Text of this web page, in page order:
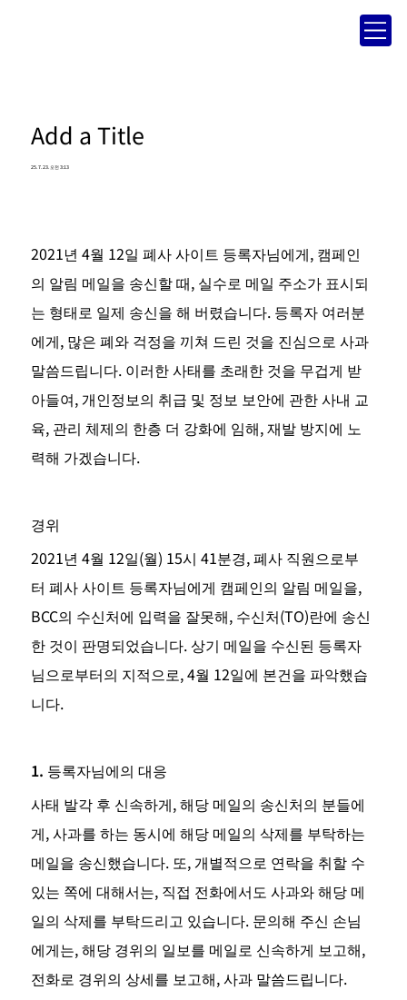
Add a Title
25. 7. 23. 오전 3:13
2021년 4월 12일 폐사 사이트 등록자님에게, 캠페인
의 알림 메일을 송신할 때, 실수로 메일 주소가 표시되
는 형태로 일제 송신을 해 버렸습니다. 등록자 여러분
에게, 많은 폐와 걱정을 끼쳐 드린 것을 진심으로 사과
말씀드립니다. 이러한 사태를 초래한 것을 무겁게 받
아들여, 개인정보의 취급 및 정보 보안에 관한 사내 교
육, 관리 체제의 한층 더 강화에 임해, 재발 방지에 노
력해 가겠습니다.
경위
2021년 4월 12일(월) 15시 41분경, 폐사 직원으로부
터 폐사 사이트 등록자님에게 캠페인의 알림 메일을,
BCC의 수신처에 입력을 잘못해, 수신처(TO)란에 송신
한 것이 판명되었습니다. 상기 메일을 수신된 등록자
님으로부터의 지적으로, 4월 12일에 본건을 파악했습
니다.
1. 등록자님에의 대응
사태 발각 후 신속하게, 해당 메일의 송신처의 분들에
게, 사과를 하는 동시에 해당 메일의 삭제를 부탁하는
메일을 송신했습니다. 또, 개별적으로 연락을 취할 수
있는 쪽에 대해서는, 직접 전화에서도 사과와 해당 메
일의 삭제를 부탁드리고 있습니다. 문의해 주신 손님
에게는, 해당 경위의 일보를 메일로 신속하게 보고해,
전화로 경위의 상세를 보고해, 사과 말씀드립니다.